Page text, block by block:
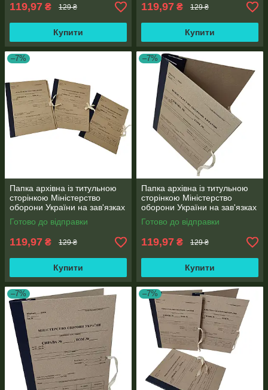
119,97 ₴ 129 ₴
Купити
119,97 ₴ 129 ₴
Купити
–7%
Папка архівна із титульною
сторінкою Міністерство
оборони України на зав'язках
ф. А4 корінець бумвініл 30
мм
Готово до відправки
119,97 ₴ 129 ₴
Купити
–7%
Папка архівна із титульною
сторінкою Міністерство
оборони України на зав'язках
ф. А4 корінець бумвініл 20
мм
Готово до відправки
119,97 ₴ 129 ₴
Купити
–7% –7%